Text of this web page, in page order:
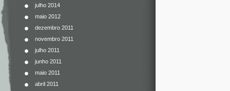
julho 2014
maio 2012
dezembro 2011
novembro 2011
julho 2011
junho 2011
maio 2011
abril 2011